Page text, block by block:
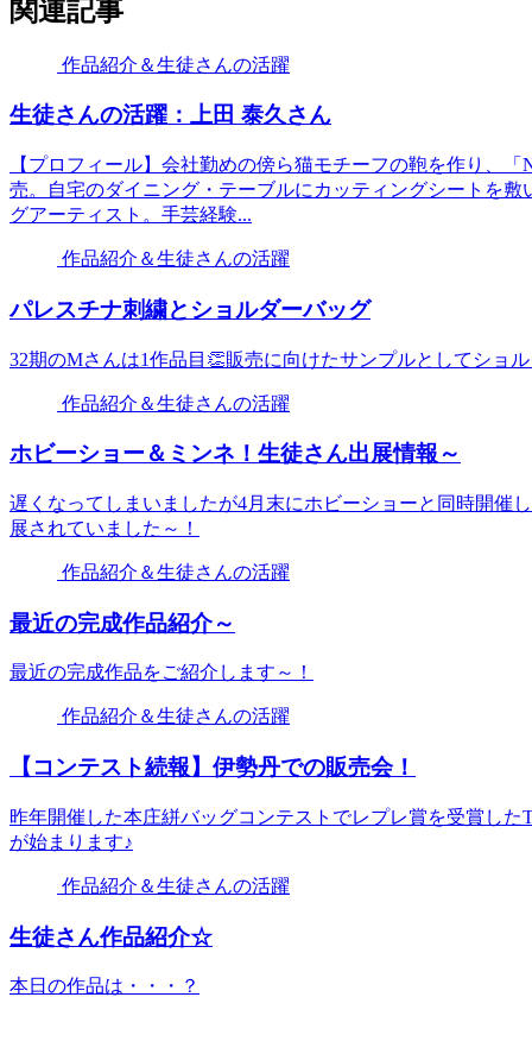
関連記事
作品紹介＆生徒さんの活躍
生徒さんの活躍：上田 泰久さん
【プロフィール】会社勤めの傍ら猫モチーフの鞄を作り、
売。自宅のダイニング・テーブルにカッティングシートを
グアーティスト。手芸経験...
作品紹介＆生徒さんの活躍
パレスチナ刺繍とショルダーバッグ
32期のMさんは1作品目👏販売に向けたサンプルとしてショ
作品紹介＆生徒さんの活躍
ホビーショー＆ミンネ！生徒さん出展情報～
遅くなってしまいましたが4月末にホビーショーと同時開催
展されていました～！
作品紹介＆生徒さんの活躍
最近の完成作品紹介～
最近の完成作品をご紹介します～！
作品紹介＆生徒さんの活躍
【コンテスト続報】伊勢丹での販売会！
昨年開催した本庄絣バッグコンテストでレプレ賞を受賞し
が始まります♪
作品紹介＆生徒さんの活躍
生徒さん作品紹介☆
本日の作品は・・・？